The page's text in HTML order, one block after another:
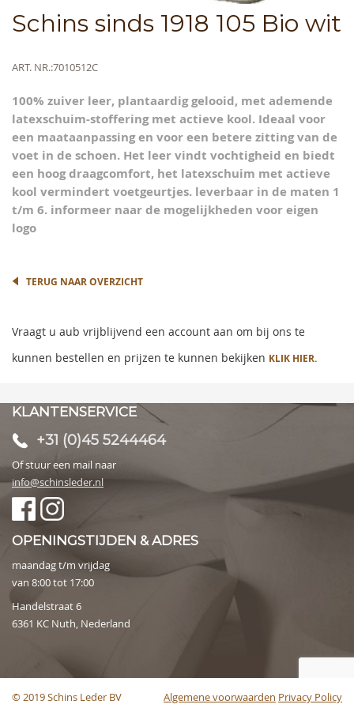
Schins sinds 1918 105 Bio wit
Meer
ART. NR.7010512C
100% zuiver leer, plantaardig gelooid, met ademende
latexschuim-stoffering met actieve kool. Ideaal voor
een maataanpassing en voor een betere zitting van de
voet in de schoen. Het leer vindt vochtigheid en biedt
een hoog draagcomfort, het latexschuim met actieve
kool vermindert voetgeurtjes. leverbaar in de maten 1
t/m 6. informeer naar de mogelijkheden voor eigen
logo
Skip
to
the
images
gallery
TERUG NAAR OVERZICHT
Vraagt u aub vrijblijvend een account aan om bij ons te
kunnen bestellen en prijzen te kunnen bekijken KLIK HIER.
KLANTENSERVICE
+31 (0)45 5244464
Of stuur een mail naar
info@schinsleder.nl
OPENINGSTIJDEN & ADRES
maandag t/m vrijdag
van 8:00 tot 17:00
Handelstraat 6
6361 KC Nuth, Nederland
© 2019 Schins Leder BV Algemene voorwaarden Privacy Policy